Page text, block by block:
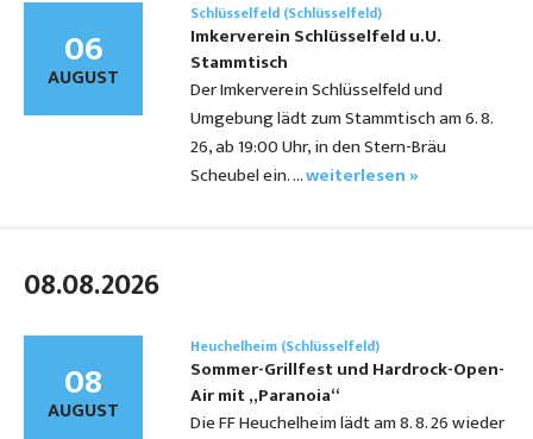
06
AUGUST
Schlüsselfeld (Schlüsselfeld)
Imkerverein Schlüsselfeld u.U.
Stammtisch
Der Imkerverein Schlüsselfeld und
Umgebung lädt zum Stammtisch am 6. 8.
26, ab 19:00 Uhr, in den Stern-Bräu
Scheubel ein. …weiterlesen »
08.08.2026
08
AUGUST
Heuchelheim (Schlüsselfeld)
Sommer-Grillfest und Hardrock-Open-
Air mit „Paranoia“
Die FF Heuchelheim lädt am 8. 8. 26 wieder